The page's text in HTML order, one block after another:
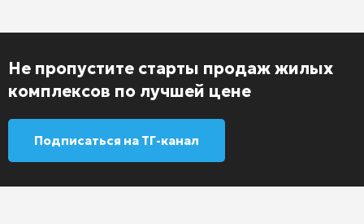
Не пропустите старты продаж жилых
комплексов по лучшей цене
Подписаться на ТГ-канал